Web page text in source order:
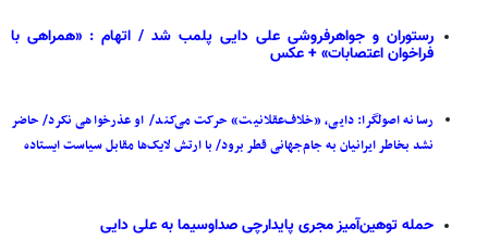
رستوران و جواهرفروشی علی دایی پلمب شد / اتهام : «همراهی با
فراخوان اعتصابات» + عکس
رسانه اصولگرا: دایی، «خلاف‌عقلانیت» حرکت می‌کند/ او عذرخواهی نکرد/ حاضر
نشد بخاطر ایرانیان به جام‌جهانی قطر برود/ با ارتش لایک‌ها مقابل سیاست ایستاده
حمله توهین‌آمیز مجری پایدارچی صداوسیما به علی دایی